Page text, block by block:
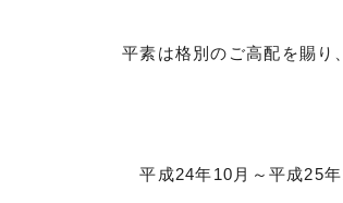
平素は格別のご高配を賜り
平成24年10月～平成25年